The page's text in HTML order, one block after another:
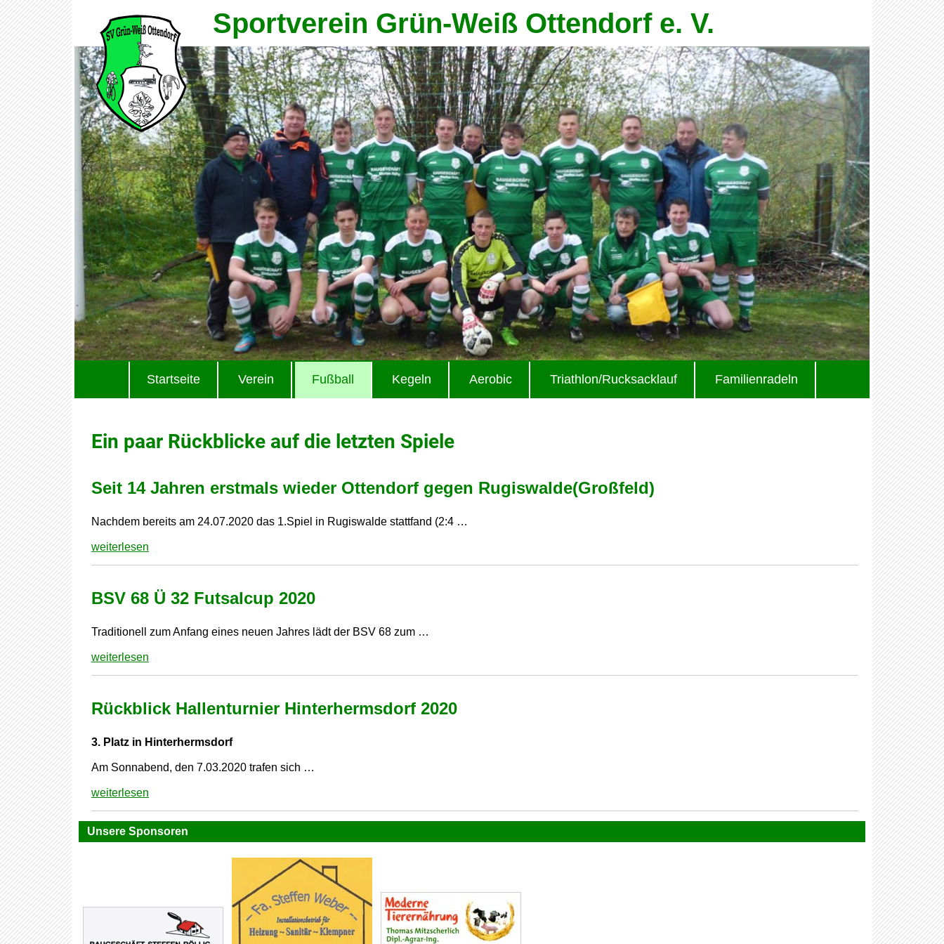
Sportverein Grün-Weiß Ottendorf e. V.
Startseite Verein Fußball Kegeln Aerobic Triathlon/Rucksacklauf Familienradeln
Ein paar Rückblicke auf die letzten Spiele
Seit 14 Jahren erstmals wieder Ottendorf gegen Rugiswalde(Großfeld)
Nachdem bereits am 24.07.2020 das 1.Spiel in Rugiswalde stattfand (2:4 …
weiterlesen
BSV 68 Ü 32 Futsalcup 2020
Traditionell zum Anfang eines neuen Jahres lädt der BSV 68 zum …
weiterlesen
Rückblick Hallenturnier Hinterhermsdorf 2020
3. Platz in Hinterhermsdorf
Am Sonnabend, den 7.03.2020 trafen sich …
weiterlesen
Unsere Sponsoren